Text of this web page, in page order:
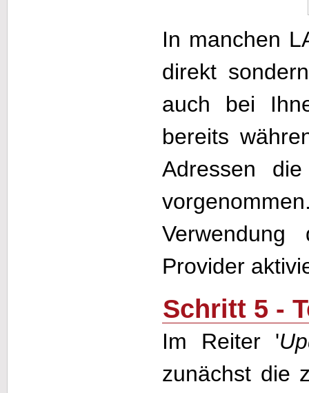
In manchen
direkt
auch bei
bereits
Adressen
Provider
Schritt 5 -
Im Reiter '
zunächst die